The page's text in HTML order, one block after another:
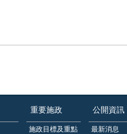
重要施政
施政目標及重點
公開資訊
最新消息